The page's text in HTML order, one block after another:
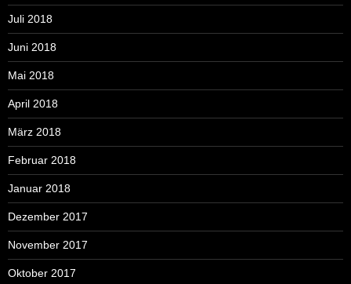
Juli 2018
Juni 2018
Mai 2018
April 2018
März 2018
Februar 2018
Januar 2018
Dezember 2017
November 2017
Oktober 2017